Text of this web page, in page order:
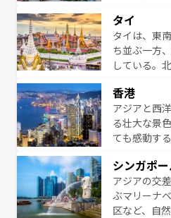
まないベト
地で味わい
い。
タイ
タイは、東
ち並ぶ一方
している。
ら高級レス
っている。
香港
アジアと西
る壮大な景
ても感動す
報はコンテン
シンガポ
アジアの交
ぶマリーナ
区など、自